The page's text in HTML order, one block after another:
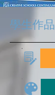
學生作品